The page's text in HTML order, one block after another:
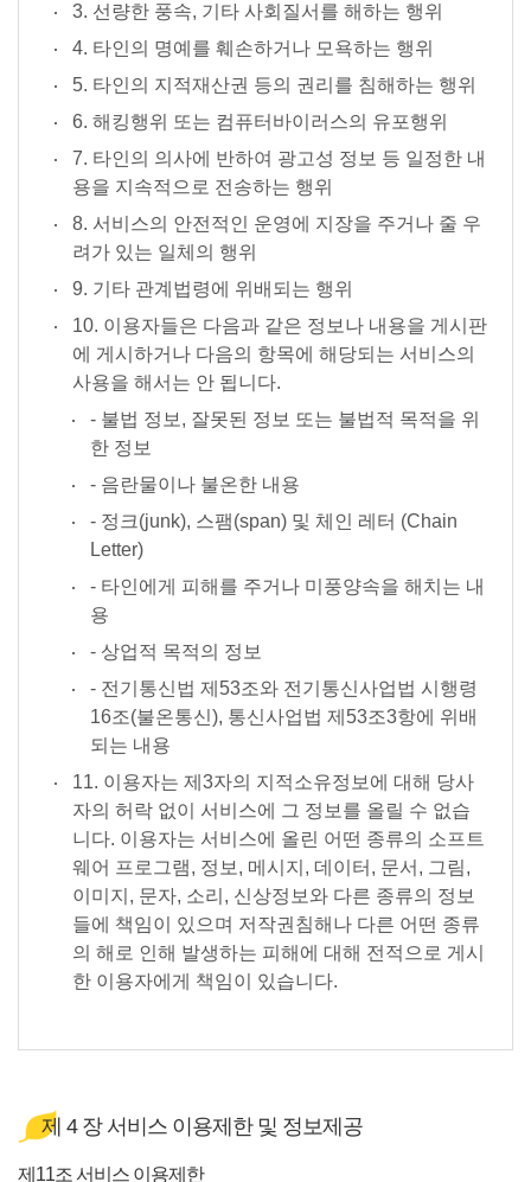
3. 선량한 풍속, 기타 사회질서를 해하는 행위
4. 타인의 명예를 훼손하거나 모욕하는 행위
5. 타인의 지적재산권 등의 권리를 침해하는 행위
6. 해킹행위 또는 컴퓨터바이러스의 유포행위
7. 타인의 의사에 반하여 광고성 정보 등 일정한 내
용을 지속적으로 전송하는 행위
8. 서비스의 안전적인 운영에 지장을 주거나 줄 우
려가 있는 일체의 행위
9. 기타 관계법령에 위배되는 행위
10. 이용자들은 다음과 같은 정보나 내용을 게시판
에 게시하거나 다음의 항목에 해당되는 서비스의
사용을 해서는 안 됩니다.
- 불법 정보, 잘못된 정보 또는 불법적 목적을 위
한 정보
- 음란물이나 불온한 내용
- 정크(junk), 스팸(span) 및 체인 레터 (Chain
Letter)
- 타인에게 피해를 주거나 미풍양속을 해치는 내
용
- 상업적 목적의 정보
- 전기통신법 제53조와 전기통신사업법 시행령
16조(불온통신), 통신사업법 제53조3항에 위배
되는 내용
11. 이용자는 제3자의 지적소유정보에 대해 당사
자의 허락 없이 서비스에 그 정보를 올릴 수 없습
니다. 이용자는 서비스에 올린 어떤 종류의 소프트
웨어 프로그램, 정보, 메시지, 데이터, 문서, 그림,
이미지, 문자, 소리, 신상정보와 다른 종류의 정보
들에 책임이 있으며 저작권침해나 다른 어떤 종류
의 해로 인해 발생하는 피해에 대해 전적으로 게시
한 이용자에게 책임이 있습니다.
제 4 장 서비스 이용제한 및 정보제공
제11조 서비스 이용제한